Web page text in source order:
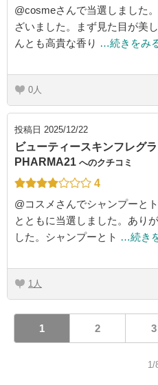
@cosmeさんで当選しました
ざいました。まず見た目が美
んとも高貴な香り …続きをみ
0
投稿日 2025/12/22
ビューティースキンフレグ
PHARMA21 へのクチコミ
4
@コスメさんでシャンプーと
とともに当選しました。あり
した。シャンプーとト …続き
1
1 2 3
1/